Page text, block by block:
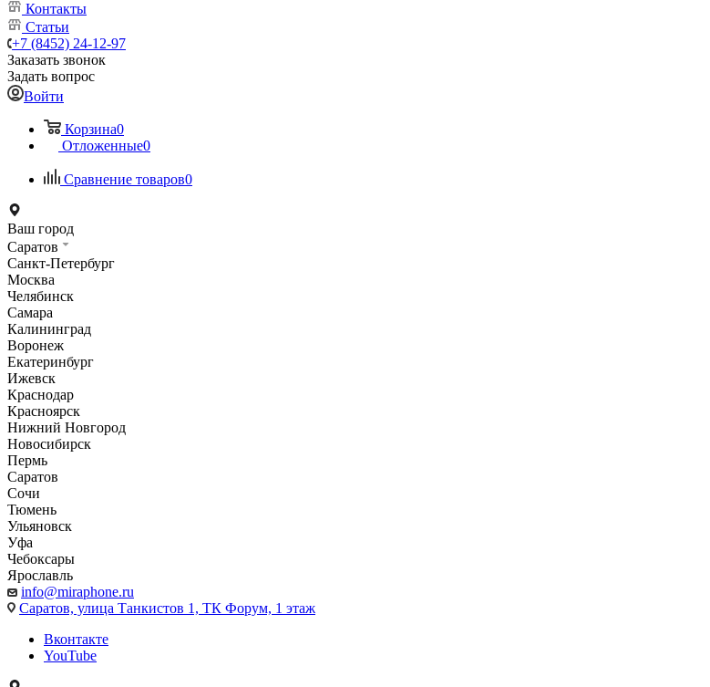
Контакты
Статьи
+7 (8452) 24-12-97
Заказать звонок
Задать вопрос
Войти
Корзина0
Отложенные0
Сравнение товаров0
Ваш город
Саратов
Санкт-Петербург
Москва
Челябинск
Самара
Калининград
Воронеж
Екатеринбург
Ижевск
Краснодар
Красноярск
Нижний Новгород
Новосибирск
Пермь
Саратов
Сочи
Тюмень
Ульяновск
Уфа
Чебоксары
Ярославль
info@miraphone.ru
Саратов, улица Танкистов 1, ТК Форум, 1 этаж
Вконтакте
YouTube